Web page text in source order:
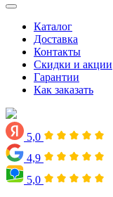
Каталог
Доставка
Контакты
Скидки и акции
Гарантии
Как заказать
5,0
4,9
5,0